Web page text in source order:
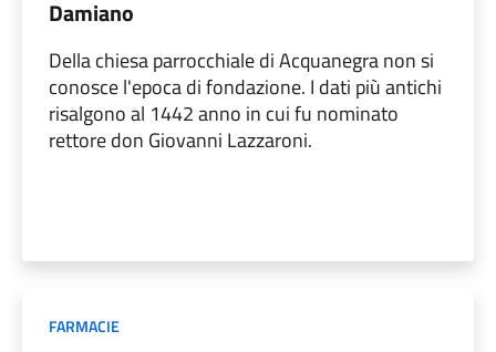
Damiano
Della chiesa parrocchiale di Acquanegra non si
conosce l'epoca di fondazione. I dati più antichi
risalgono al 1442 anno in cui fu nominato
rettore don Giovanni Lazzaroni.
FARMACIE